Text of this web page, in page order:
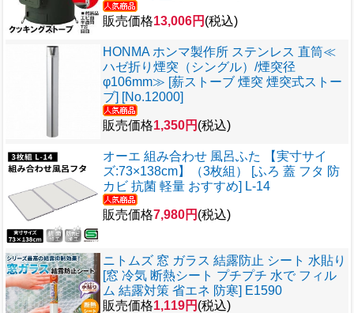
販売価格13,006円 (税込)
HONMA ホンマ製作所 ステンレス 直筒≪
ハゼ折り煙突（シングル）/煙突径
φ106mm≫ [薪ストーブ 煙突 煙突式ストー
ブ] [No.12000]
販売価格1,350円 (税込)
オーエ 組み合わせ 風呂ふた 【実寸サイ
ズ:73×138cm】（3枚組） [ふろ 蓋 フタ 防
カビ 抗菌 軽量 おすすめ] L-14
販売価格7,980円 (税込)
ニトムズ 窓 ガラス 結露防止 シート 水貼り
[窓 冷気 断熱シート プチプチ 水で フィル
ム 結露対策 省エネ 防寒] E1590
販売価格1,119円 (税込)